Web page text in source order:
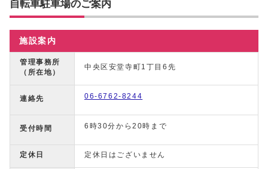
自転車駐車場のご案内
施設案内
管理事務所
（所在地）
中央区安堂寺町1丁目6先
連絡先 06-6762-8244
受付時間 6時30分から20時まで
定休日 定休日はございません